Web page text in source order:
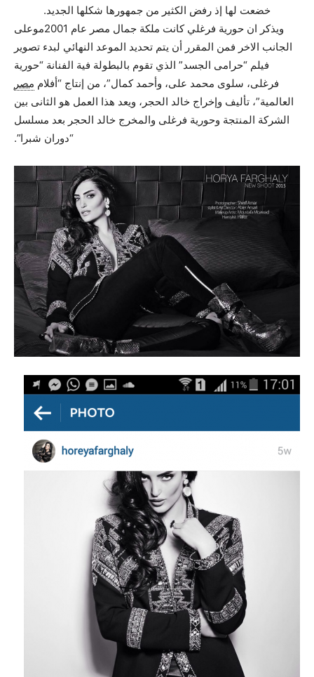
خضعت لها إذ رفض الكثير من جمهورها شكلها الجديد.
ويذكر ان حورية فرغلي كانت ملكة جمال مصر عام 2001موعلى
الجانب الاخر فمن المقرر أن يتم تحديد الموعد النهائي لبدء تصوير
فيلم “حرامى الجسد” الذي تقوم بالبطولة فية الفنانة “حورية
فرغلى، سلوى محمد على، وأحمد كمال”، من إنتاج “أفلام مصر
العالمية”، تأليف وإخراج خالد الحجر، ويعد هذا العمل هو الثانى بين
الشركة المنتجة وحورية فرغلى والمخرج خالد الحجر بعد مسلسل
“دوران شبرا”.